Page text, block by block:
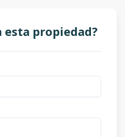
esta propiedad?